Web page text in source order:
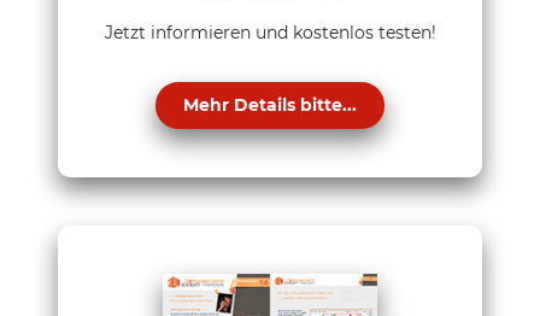
Jetzt informieren und kostenlos testen!
Mehr Details bitte...